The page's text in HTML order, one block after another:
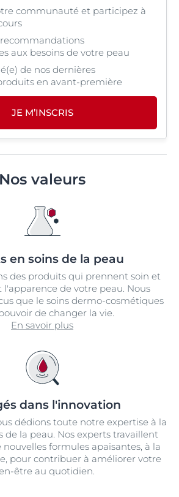
communauté et participez à
recommandations
aux besoins de votre peau
de nos dernières
en avant-première
JE M’INSCRIS
Nos valeurs
en soins de la peau
des produits qui prennent soin et
de votre peau. Nous
que le soins dermo-cosmétiques
de changer la vie.
En savoir plus
dans l'innovation
dédions toute notre expertise à la
de la peau. Nos experts travaillent
nouvelles formules apaisantes, à la
pour contribuer à améliorer votre
être au quotidien.